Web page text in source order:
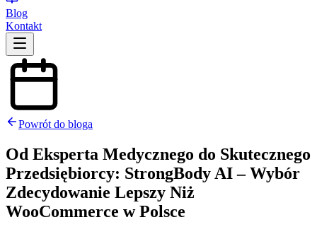
Blog
Kontakt
Powrót do bloga
Od Eksperta Medycznego do Skutecznego
Przedsiębiorcy: StrongBody AI – Wybór
Zdecydowanie Lepszy Niż
WooCommerce w Polsce